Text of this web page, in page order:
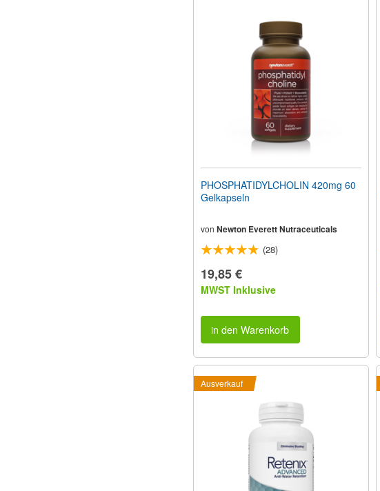
PHOSPHATIDYLCHOLIN 420mg 60
Gelkapseln
von Newton Everett Nutraceuticals
(28)
19,85 €
MWST Inklusive
in den Warenkorb
Ausverkauf